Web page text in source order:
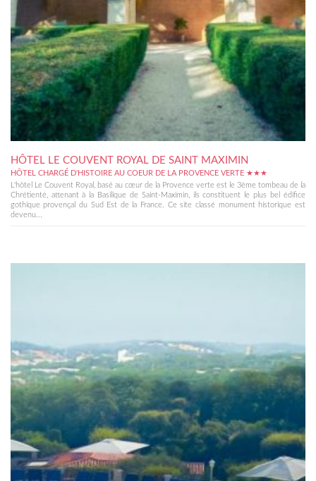
HÔTEL LE COUVENT ROYAL DE SAINT MAXIMIN
HÔTEL CHARGÉ D'HISTOIRE AU COEUR DE LA PROVENCE VERTE ★★★
L'hôtel Le Couvent Royal, basé au cœur de la Provence verte est le 3ème tombeau de la
Chrétienté, attenant à la Basilique de Saint-Maximin, ils constituent le plus bel édifice
gothique provençal du Sud Est de la France. Ce site classé monument historique est
devenu...